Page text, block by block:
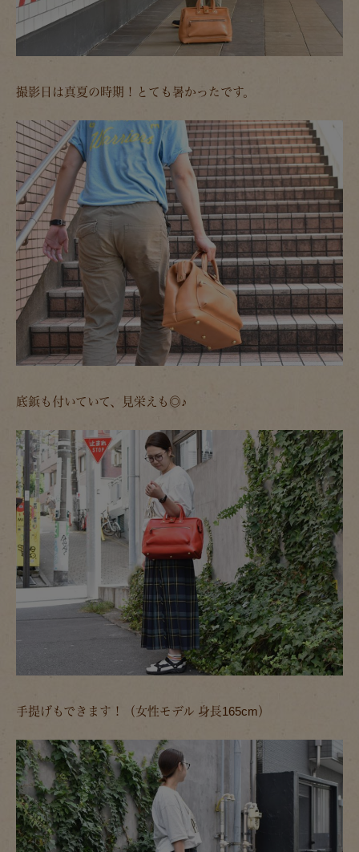
撮影日は真夏の時期！とても暑かったです。
底鋲も付いていて、見栄えも◎♪
手提げもできます！（女性モデル 身長165cm）